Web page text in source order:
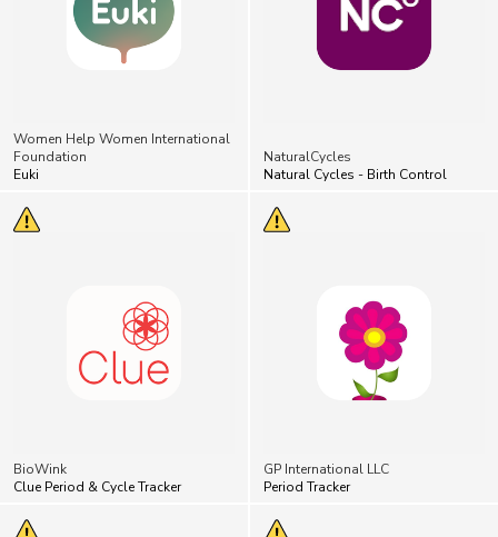
Women Help Women International
Foundation
Euki
NaturalCycles
Natural Cycles - Birth Control
BioWink
Clue Period & Cycle Tracker
GP International LLC
Period Tracker